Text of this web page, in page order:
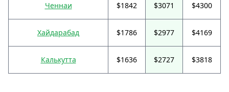
Ченнаи $1842 $3071 $4300
Хайдарабад $1786 $2977 $4169
Калькутта $1636 $2727 $3818